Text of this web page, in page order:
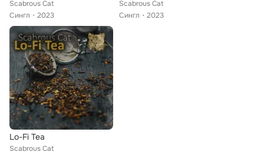
Scabrous Cat
Сингл
2023
Scabrous Cat
Сингл
2023
Lo-Fi Tea
Scabrous Cat